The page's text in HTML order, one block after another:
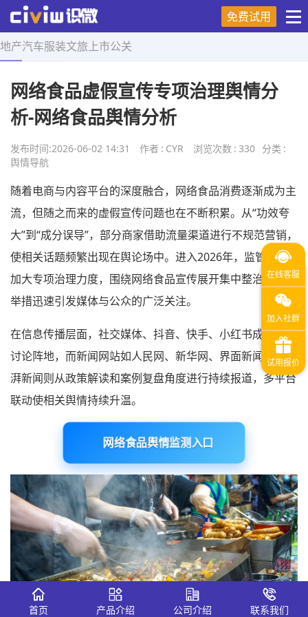
免费试用
地产汽车服装文旅 上市公关
首页 > 舆情导航 > 正文
网络食品虚假宣传专项治理舆情分
析-网络食品舆情分析
发布时间:2026-06-02 14:31 作者 : CYR 浏览次数 : 330 分类 :
舆情导航
随着电商与内容平台的深度融合，网络食品消费逐渐成为主
流，但随之而来的虚假宣传问题也在不断积累。从“功效夸
大”到“成分误导”，部分商家借助流量渠道进行不规范营销，
使相关话题频繁出现在舆论场中。进入2026年，监管部门
加大专项治理力度，围绕网络食品宣传展开集中整治，这一
举措迅速引发媒体与公众的广泛关注。
在信息传播层面，社交媒体、抖音、快手、小红书成为主要
讨论阵地，而新闻网站如人民网、新华网、界面新闻以及澎
湃新闻则从政策解读和案例复盘角度进行持续报道，多平台
联动使相关舆情持续升温。
网络食品舆情监测入口
首页 产品介绍 公司介绍 联系我们